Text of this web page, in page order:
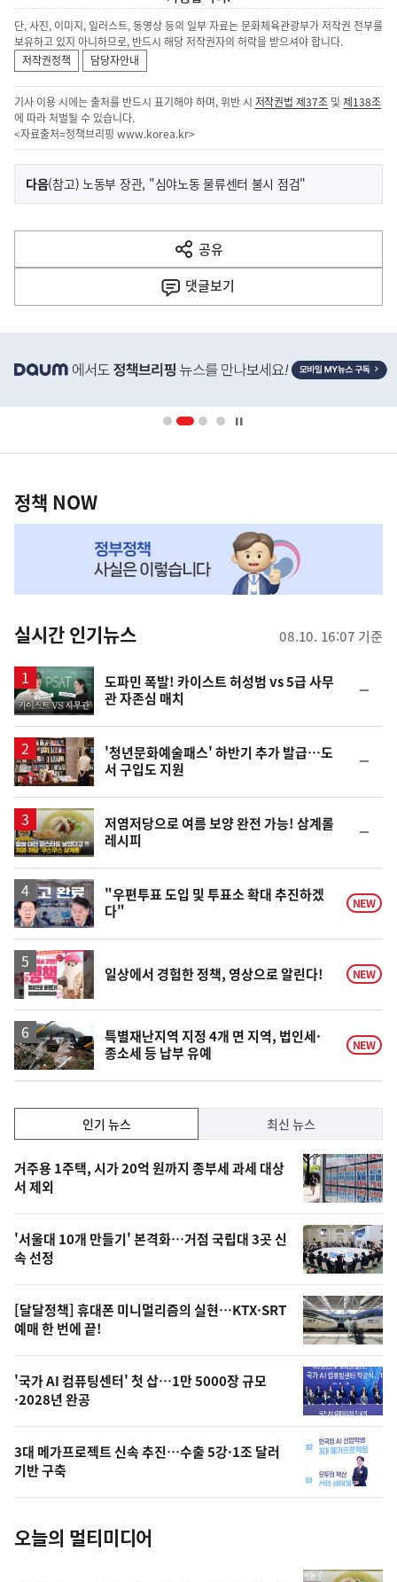
단, 사진, 이미지, 일러스트, 동영상 등의 일부 자료는 문화체육관광부가 저작권 전부를
보유하고 있지 아니하므로, 반드시 해당 저작권자의 허락을 받으셔야 합니다.
저작권정책
담당자안내
기사 이용 시에는 출처를 반드시 표기해야 하며, 위반 시 저작권법 제37조 및제138조
에 따라 처벌될 수 있습니다.
<자료출처=정책브리핑 www.korea.kr>
이
전
다
음
다음기
사
(참고) 노동부 장관, "심야노동 물류센터 불시 점검"
공유
열
기
댓글보기
단
영
책
NOW,
뉴
스
정책 NOW
실시간 인기뉴스 08.10. 16:07 기준
영
상
도파민 폭발! 카이스트 허성범 vs 5급 사무
관 자존심 매치
일
'청년문화예술패스' 하반기 추가 발급…도
서 구입도 지원
일
영
상
저염저당으로 여름 보양 완전 가능! 삼계롤
레시피
일
영
상
"우편투표 도입 및 투표소 확대 추진하겠
다"
NEW
일상에서 경험한 정책, 영상으로 알린다! NEW
특별재난지역 지정 4개 면 지역, 법인세·
종소세 등 납부 유예
NEW
기,
최
신,
오
늘
의
영
상
오
의
사
진
인기 뉴스 최신 뉴스
기
뉴
스
거주용 1주택, 시가 20억 원까지 종부세 과세 대상
서 제외
'서울대 10개 만들기' 본격화…거점 국립대 3곳 신
속 선정
[달달정책] 휴대폰 미니멀리즘의 실현…KTX·SRT
예매 한 번에 끝!
'국가 AI 컴퓨팅센터' 첫 삽…1만 5000장 규모
·2028년 완공
3대 메가프로젝트 신속 추진…수출 5강·1조 달러
기반 구축
오늘의 멀티미디어